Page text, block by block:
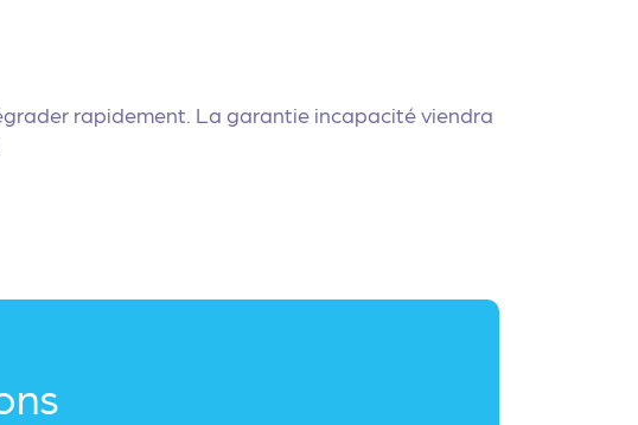
rapidement. La garantie incapacité viendra